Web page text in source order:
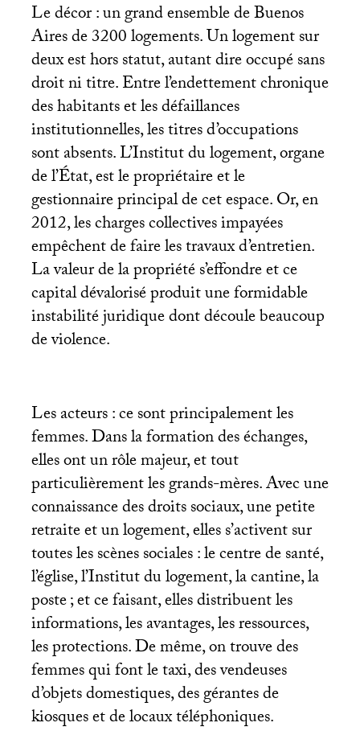
Le décor : un grand ensemble de Buenos
Aires de 3200 logements. Un logement sur
deux est hors statut, autant dire occupé sans
droit ni titre. Entre l’endettement chronique
des habitants et les défaillances
institutionnelles, les titres d’occupations
sont absents. L’Institut du logement, organe
de l’État, est le propriétaire et le
gestionnaire principal de cet espace. Or, en
2012, les charges collectives impayées
empêchent de faire les travaux d’entretien.
La valeur de la propriété s’effondre et ce
capital dévalorisé produit une formidable
instabilité juridique dont découle beaucoup
de violence.
Les acteurs : ce sont principalement les
femmes. Dans la formation des échanges,
elles ont un rôle majeur, et tout
particulièrement les grands-mères. Avec une
connaissance des droits sociaux, une petite
retraite et un logement, elles s’activent sur
toutes les scènes sociales : le centre de santé,
l’église, l’Institut du logement, la cantine, la
poste; et ce faisant, elles distribuent les
informations, les avantages, les ressources,
les protections. De même, on trouve des
femmes qui font le taxi, des vendeuses
d’objets domestiques, des gérantes de
kiosques et de locaux téléphoniques.